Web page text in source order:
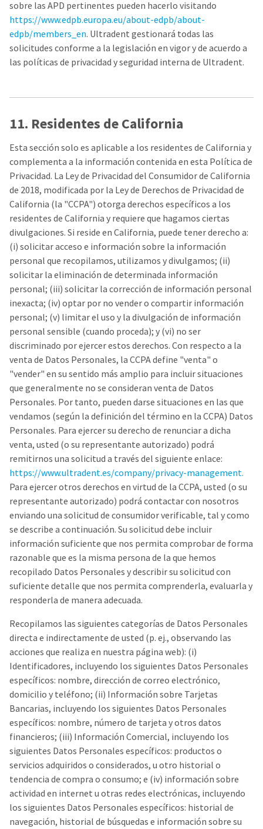
sobre las APD pertinentes pueden hacerlo visitando
https://www.edpb.europa.eu/about-edpb/about-
edpb/members_en. Ultradent gestionará todas las
solicitudes conforme a la legislación en vigor y de acuerdo a
las políticas de privacidad y seguridad interna de Ultradent.
11. Residentes de California
Esta sección solo es aplicable a los residentes de California y
complementa a la información contenida en esta Política de
Privacidad. La Ley de Privacidad del Consumidor de California
de 2018, modificada por la Ley de Derechos de Privacidad de
California (la "CCPA") otorga derechos específicos a los
residentes de California y requiere que hagamos ciertas
divulgaciones. Si reside en California, puede tener derecho a:
(i) solicitar acceso e información sobre la información
personal que recopilamos, utilizamos y divulgamos; (ii)
solicitar la eliminación de determinada información
personal; (iii) solicitar la corrección de información personal
inexacta; (iv) optar por no vender o compartir información
personal; (v) limitar el uso y la divulgación de información
personal sensible (cuando proceda); y (vi) no ser
discriminado por ejercer estos derechos. Con respecto a la
venta de Datos Personales, la CCPA define "venta" o
"vender" en su sentido más amplio para incluir situaciones
que generalmente no se consideran venta de Datos
Personales. Por tanto, pueden darse situaciones en las que
vendamos (según la definición del término en la CCPA) Datos
Personales. Para ejercer su derecho de renunciar a dicha
venta, usted (o su representante autorizado) podrá
remitirnos una solicitud a través del siguiente enlace:
https://www.ultradent.es/company/privacy-management.
Para ejercer otros derechos en virtud de la CCPA, usted (o su
representante autorizado) podrá contactar con nosotros
enviando una solicitud de consumidor verificable, tal y como
se describe a continuación. Su solicitud debe incluir
información suficiente que nos permita comprobar de forma
razonable que es la misma persona de la que hemos
recopilado Datos Personales y describir su solicitud con
suficiente detalle que nos permita comprenderla, evaluarla y
responderla de manera adecuada.
Recopilamos las siguientes categorías de Datos Personales
directa e indirectamente de usted (p. ej., observando las
acciones que realiza en nuestra página web): (i)
Identificadores, incluyendo los siguientes Datos Personales
específicos: nombre, dirección de correo electrónico,
domicilio y teléfono; (ii) Información sobre Tarjetas
Bancarias, incluyendo los siguientes Datos Personales
específicos: nombre, número de tarjeta y otros datos
financieros; (iii) Información Comercial, incluyendo los
siguientes Datos Personales específicos: productos o
servicios adquiridos o considerados, u otro historial o
tendencia de compra o consumo; e (iv) información sobre
actividad en internet u otras redes electrónicas, incluyendo
los siguientes Datos Personales específicos: historial de
navegación, historial de búsquedas e información sobre su